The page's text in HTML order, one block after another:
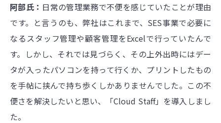
阿部氏： 日常の管理業務で不便を感じていたことが理由
です。と言うのも、弊社はこれまで、SES事業で必要に
なるスタッフ管理や顧客管理をExcelで行っていたんで
す。しかし、それでは見づらく、その上外出時にはデー
タが入ったパソコンを持って行くか、プリントしたもの
を手帖に挟んで持ち歩くしかありませんでした。この不
便さを解決したいと思い、「Cloud Staff」を導入しまし
た。